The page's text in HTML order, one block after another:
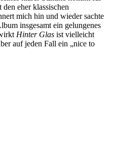
eher klassischen
mich hin und wieder sachte
insgesamt ein gelungenes
Hinter Glas ist vielleicht
auf jeden Fall ein „nice to